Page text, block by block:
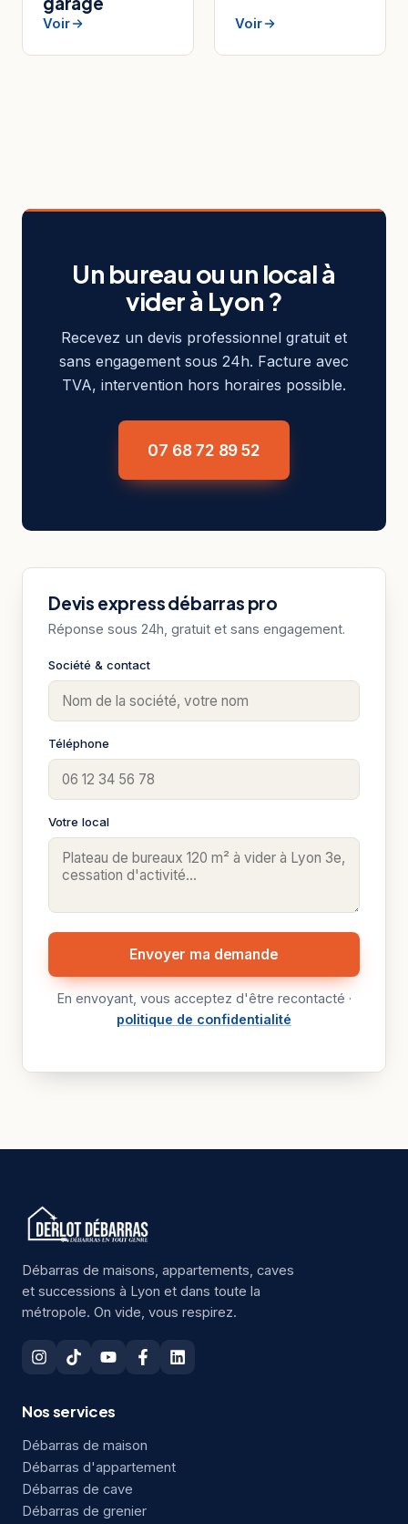
Voir Voir
Un bureau ou un local à
vider à Lyon ?
Recevez un devis professionnel gratuit et
sans engagement sous 24h. Facture avec
TVA, intervention hors horaires possible.
07 68 72 89 52
Devis express débarras pro
Réponse sous 24h, gratuit et sans engagement.
Société & contact
Téléphone
Votre local
Envoyer ma demande
En envoyant, vous acceptez d'être recontacté ·
politique de confidentialité
Débarras de maisons, appartements, caves
et successions à Lyon et dans toute la
métropole. On vide, vous respirez.
Nos services
Débarras de maison
Débarras d'appartement
Débarras de cave
Débarras de grenier